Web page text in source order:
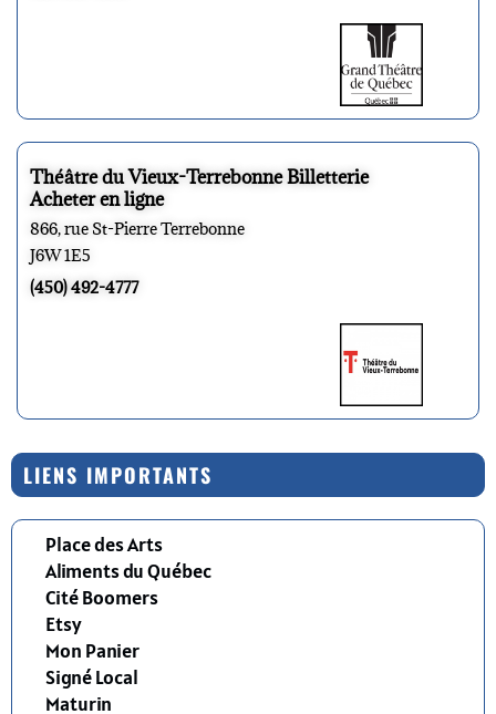
Théâtre du Vieux-Terrebonne Billetterie
Acheter en ligne
866, rue St-Pierre Terrebonne
J6W 1E5
(450) 492-4777
LIENS IMPORTANTS
Place des Arts
Aliments du Québec
Cité Boomers
Etsy
Mon Panier
Signé Local
Maturin